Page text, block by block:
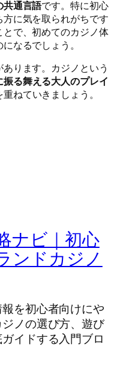
共通言語です。特に初心
に気を取られがちです
で、初めてのカジノ体
なるでしょう。
ります。カジノという
振る舞える大人のプレイ
ねていきましょう。
ナビ｜初心
ンドカジノ
を初心者向けにや
ノの選び方、遊び
イドする入門ブロ